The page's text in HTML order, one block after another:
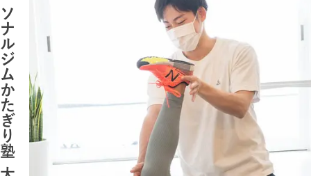
トレーナー
料金
体験の流れ
かたぎり塾について
ソ
ナ
ル
ジ
ム
か
た
ぎ
り
塾